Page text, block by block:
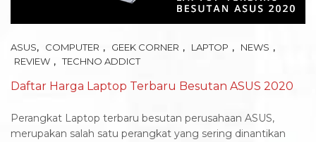
ASUS, COMPUTER , GEEK CORNER , LAPTOP , NEWS ,
REVIEW , TECHNO ADDICT
Daftar Harga Laptop Terbaru Besutan ASUS 2020
Perangkat Laptop terbaru besutan perusahaan ASUS,
merupakan salah satu perangkat yang sering dinantikan